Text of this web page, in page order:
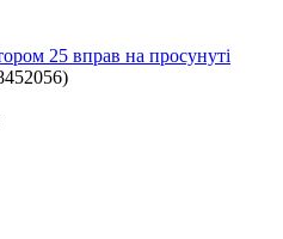
25 вправ на просунуті
)